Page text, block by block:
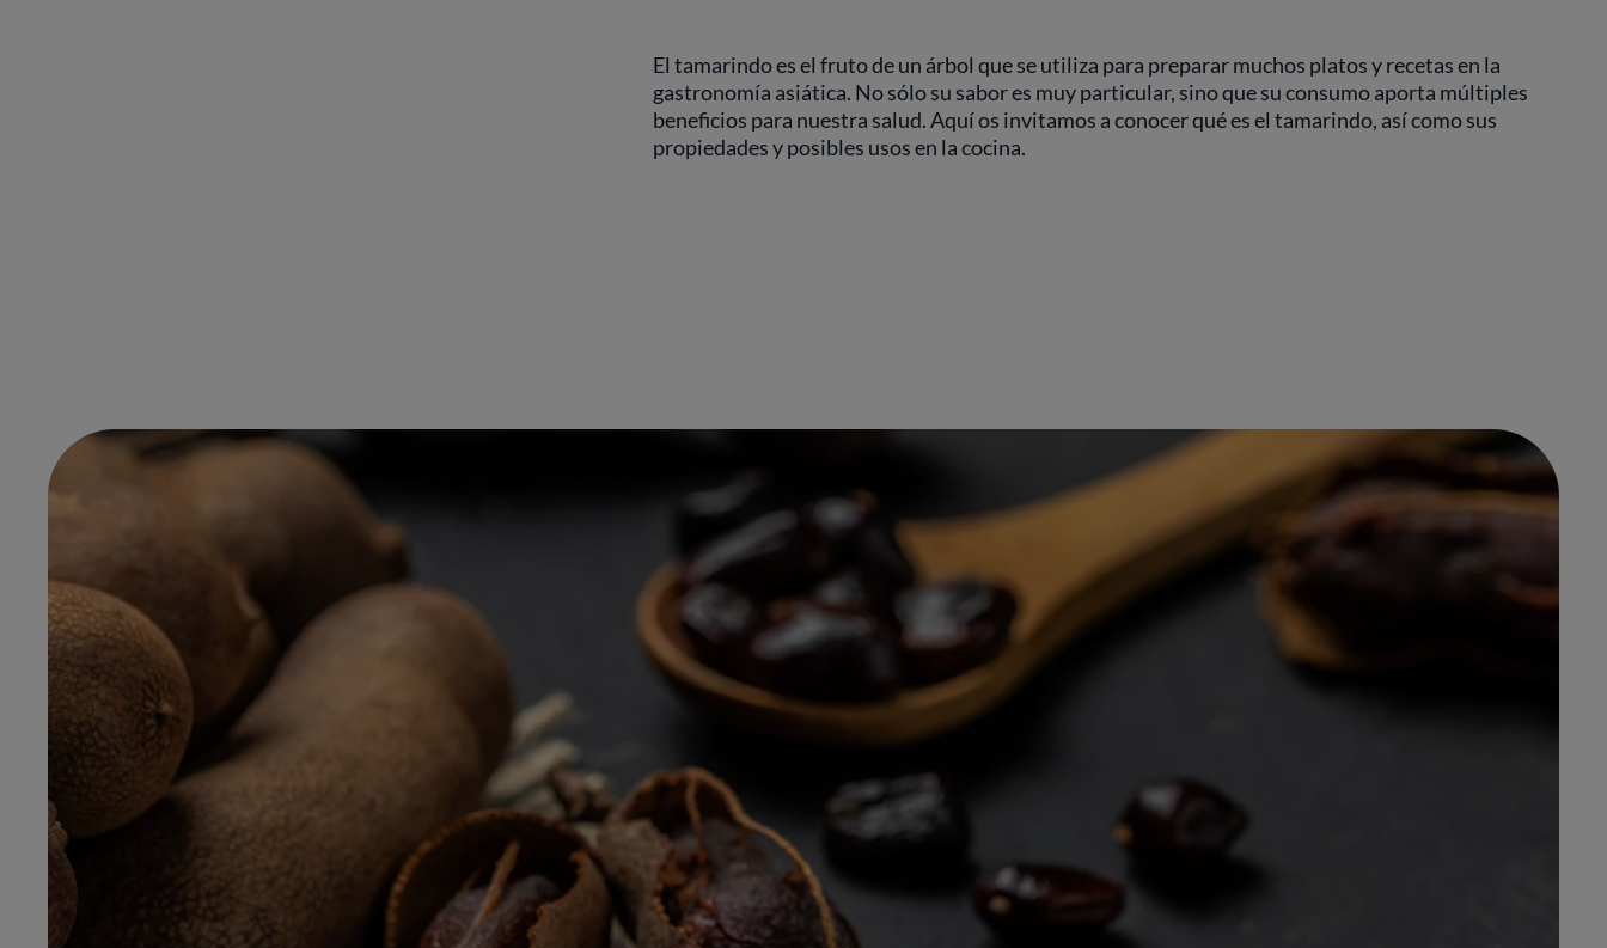
El tamarindo es el fruto de un árbol que se utiliza para preparar muchos platos y recetas en la
gastronomía asiática. No sólo su sabor es muy particular, sino que su consumo aporta múltiples
beneficios para nuestra salud. Aquí os invitamos a conocer qué es el tamarindo, así como sus
propiedades y posibles usos en la cocina.